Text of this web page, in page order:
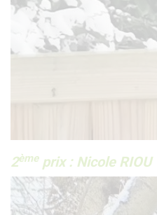
2èmeprix : Nicole RIOU